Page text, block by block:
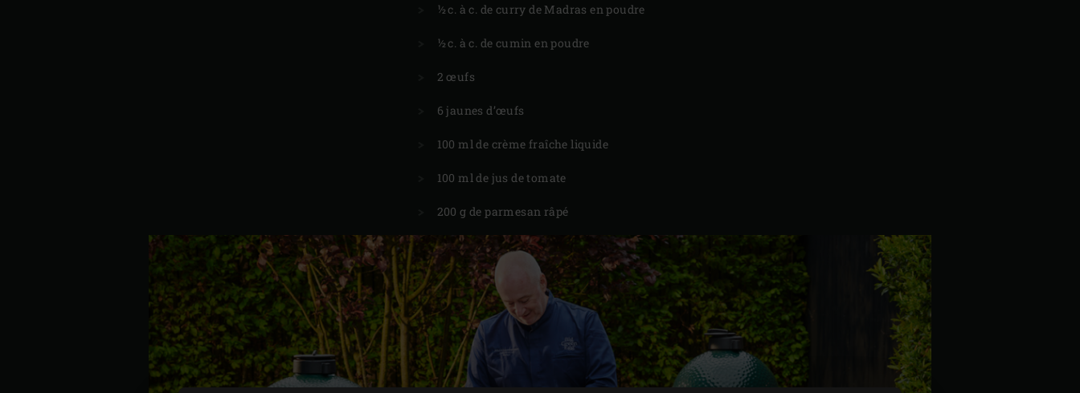
½ c. à c. de curry de Madras en poudre
½ c. à c. de cumin en poudre
2 œufs
6 jaunes d’œufs
100 ml de crème fraîche liquide
100 ml de jus de tomate
200 g de parmesan râpé